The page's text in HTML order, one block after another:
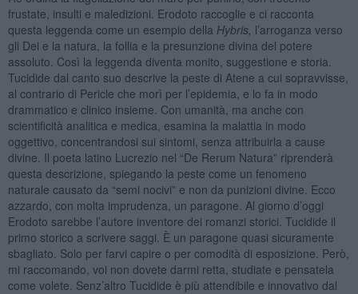
frustate, insulti e maledizioni. Erodoto raccoglie e ci racconta
questa leggenda come un esempio della Hybris, l’arroganza verso
gli Dei e la natura, la follia e la presunzione divina del potere
assoluto. Così la leggenda diventa monito, suggestione e storia.
Tucidide dal canto suo descrive la peste di Atene a cui sopravvisse,
al contrario di Pericle che morì per l’epidemia, e lo fa in modo
drammatico e clinico insieme. Con umanità, ma anche con
scientificità analitica e medica, esamina la malattia in modo
oggettivo, concentrandosi sui sintomi, senza attribuirla a cause
divine. Il poeta latino Lucrezio nel “De Rerum Natura” riprenderà
questa descrizione, spiegando la peste come un fenomeno
naturale causato da “semi nocivi” e non da punizioni divine. Ecco
azzardo, con molta imprudenza, un paragone. Al giorno d’oggi
Erodoto sarebbe l’autore inventore dei romanzi storici. Tucidide il
primo storico a scrivere saggi. È un paragone quasi sicuramente
sbagliato. Solo per farvi capire o per comodità di esposizione. Però,
mi raccomando, voi non dovete darmi retta, studiate e pensatela
come volete. Senz’altro Tucidide è più attendibile e innovativo dal